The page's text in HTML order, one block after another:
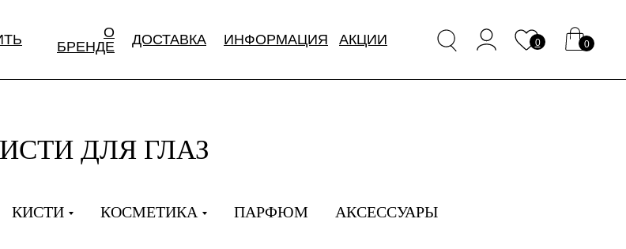
0
0
ДОСТАВКА АКЦИИ
О
БРЕНДЕ
ИНФОРМАЦИЯ
ДЛЯ ГЛАЗ
КИСТИ КОСМЕТИКА ПАРФЮМ АКСЕССУАРЫ